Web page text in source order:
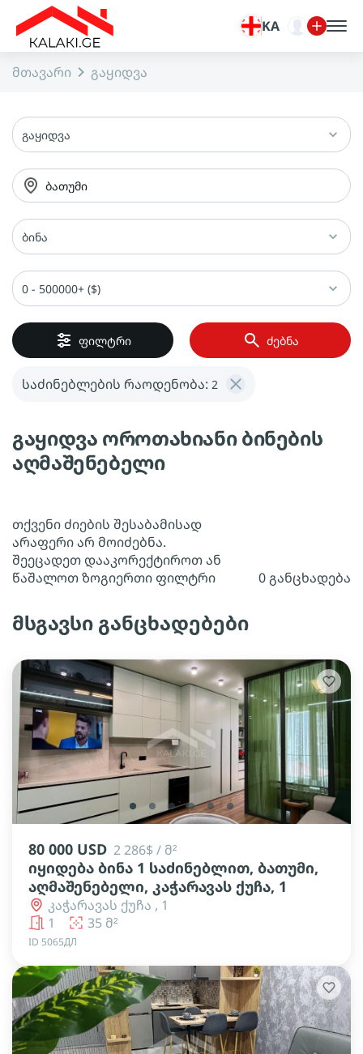
KA
მთავარი გაყიდვა
გაყიდვა
ბათუმი
ბინა
0 - 500000+ ($)
ფილტრი ძებნა
საძინებლების რაოდენობა: 2
გაყიდვა ოროთახიანი ბინების
აღმაშენებელი
თქვენი ძიების შესაბამისად
არაფერი არ მოიძებნა.
შეეცადეთ დააკორექტიროთ ან
წაშალოთ ზოგიერთი ფილტრი
0 განცხადება
მსგავსი განცხადებები
lens lens lens lens lens lens
80 000 USD 2 286$ / მ²
იყიდება ბინა 1 საძინებლით, ბათუმი,
აღმაშენებელი, კაჭარავას ქუჩა, 1
კაჭარავას ქუჩა , 1
1
35 მ²
ID 5065ДЛ